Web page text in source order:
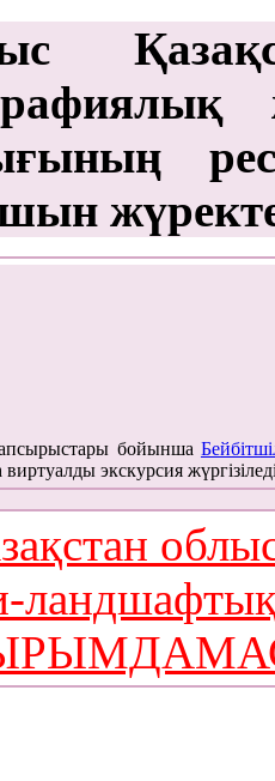
бойынша
экскурсия